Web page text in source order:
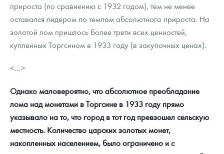
прироста (по сравнению с 1932 годом), тем не менее
оставался лидером по темпам абсолютного прироста. На
золотой лом пришлось более трети всех ценностей,
купленных Торгсином в 1933 году (в закупочных ценах).
<…>
Однако маловероятно, что абсолютное преобладание
лома над монетами в Торгсине в 1933 году прямо
указывало на то, что город в тот год превзошел сельскую
местность. Количество царских золотых монет,
накопленных населением, было ограничено и с